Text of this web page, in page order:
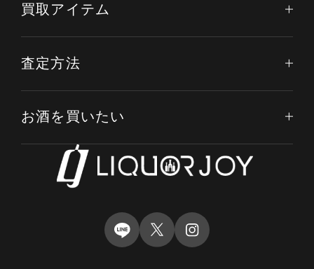
買取アイテム
査定方法
お酒を買いたい